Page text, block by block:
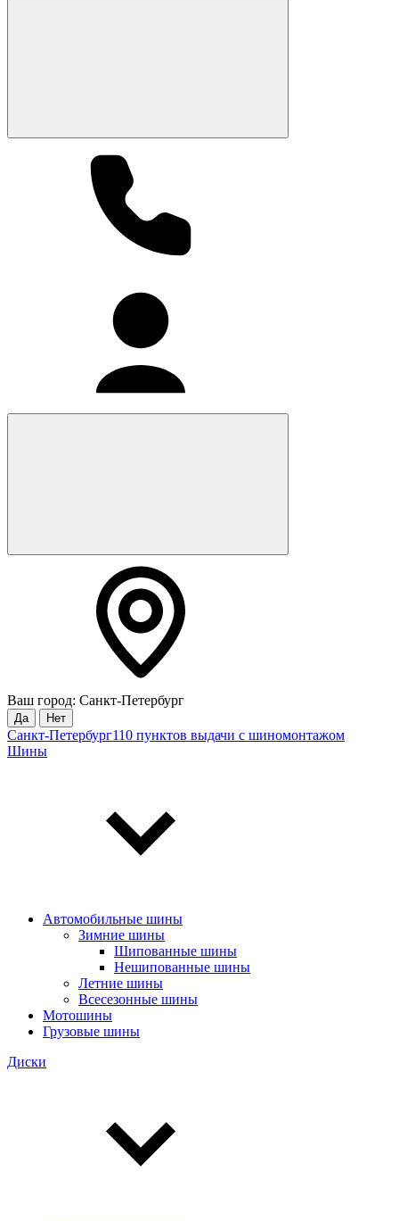
Ваш город: Санкт-Петербург
Да Нет
Санкт-Петербург110 пунктов выдачи с шиномонтажом
Шины
Автомобильные шины
Зимние шины
Шипованные шины
Нешипованные шины
Летние шины
Всесезонные шины
Мотошины
Грузовые шины
Диски